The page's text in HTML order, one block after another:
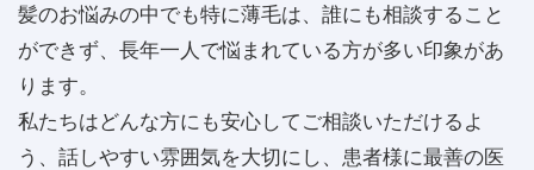
髪のお悩みの中でも特に薄毛は、誰にも相談すること
ができず、長年一人で悩まれている方が多い印象があ
ります。
私たちはどんな方にも安心してご相談いただけるよ
う、話しやすい雰囲気を大切にし、患者様に最善の医